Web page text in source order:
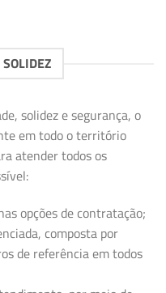
solidez e segurança, o
em todo o território
atender todos os
opções de contratação;
composta por
de referência em todos